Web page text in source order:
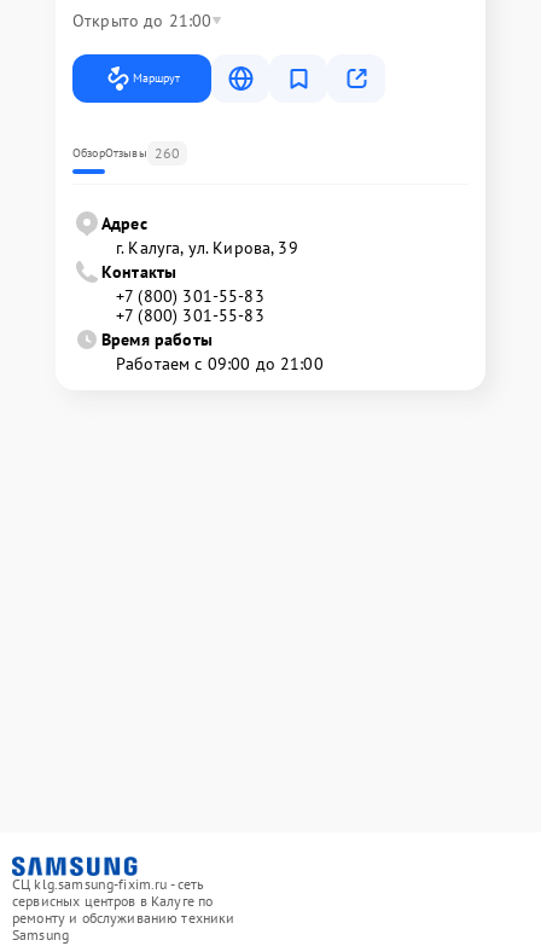
Открыто до 21:00
Маршрут
ОбзорОтзывы 260
Адрес
г. Калуга, ул. Кирова, 39
Контакты
+7 (800) 301-55-83
+7 (800) 301-55-83
Время работы
Работаем с 09:00 до 21:00
СЦ klg.samsung-fixim.ru - сеть
сервисных центров в Калуге по
ремонту и обслуживанию техники
Samsung